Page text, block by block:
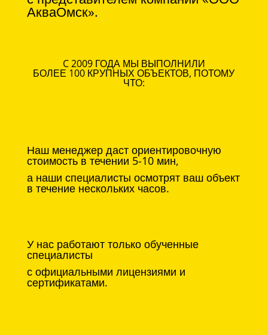
АкваОмск».
C 2009 ГОДА МЫ ВЫПОЛНИЛИ
БОЛЕЕ 100 КРУПНЫХ ОБЪЕКТОВ, ПОТОМУ
ЧТО:
Наш менеджер даст ориентировочную
стоимость в течении 5-10 мин,
а наши специалисты осмотрят ваш объект
в течение нескольких часов.
У нас работают только обученные
специалисты
с официальными лицензиями и
сертификатами.